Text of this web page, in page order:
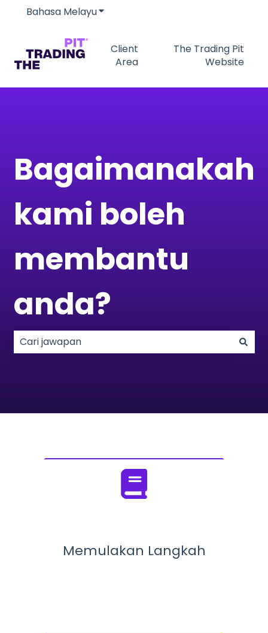
Bahasa MelayuTunjukkan submenu untuk
Client
Area
The Trading Pit
Website
Bagaimanakah
kami boleh
membantu
anda?
Memulakan Langkah